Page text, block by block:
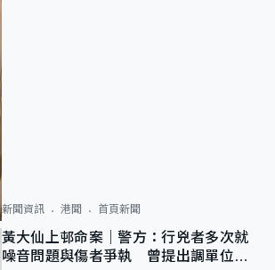
新聞資訊 港聞 首頁新聞
黃大仙上邨命案｜警方：行兇者多次就
噪音問題與傷者爭執 曾提出調單位已